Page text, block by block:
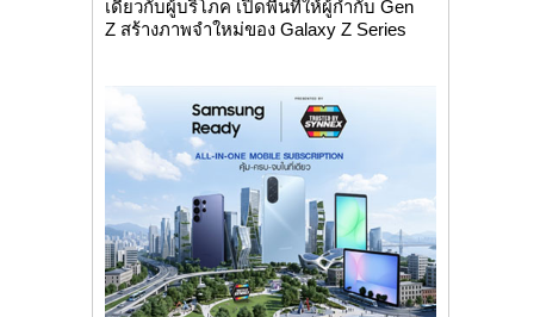
เดียวกับผู้บริโภค เปิดพื้นที่ให้ผู้กำกับ Gen
Z สร้างภาพจำใหม่ของ Galaxy Z Series